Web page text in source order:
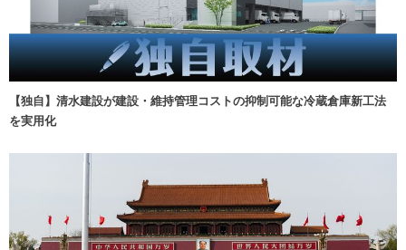
【独自】清水建設が建設・維持管理コストの抑制可能な冷蔵倉庫新工法
を実用化